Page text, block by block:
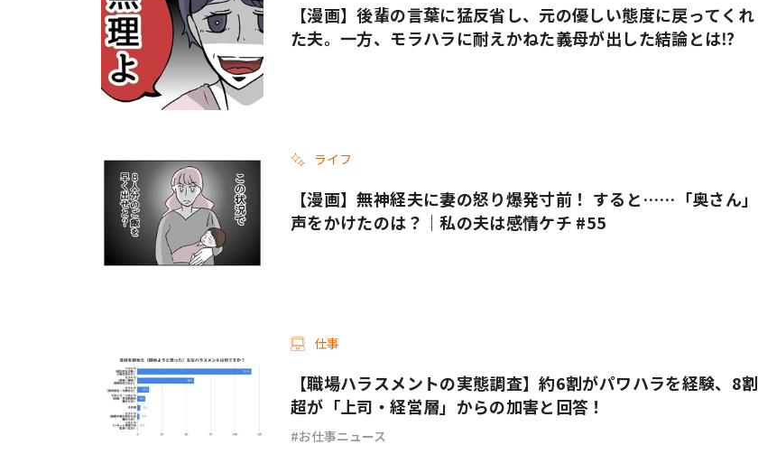
【漫画】後輩の言葉に猛反省し、元の優しい態度に戻ってくれ
た夫。一方、モラハラに耐えかねた義母が出した結論とは⁉
ライフ
【漫画】無神経夫に妻の怒り爆発寸前！ すると……「奥さん」
声をかけたのは？｜私の夫は感情ケチ #55
仕事
【職場ハラスメントの実態調査】約6割がパワハラを経験、8割
超が「上司・経営層」からの加害と回答！
お仕事ニュース